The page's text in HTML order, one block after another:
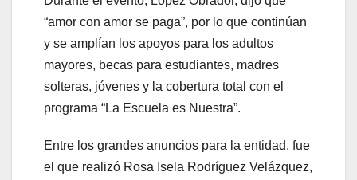
“amor con amor se paga”, por lo que continúan
y se amplían los apoyos para los adultos
mayores, becas para estudiantes, madres
solteras, jóvenes y la cobertura total con el
programa “La Escuela es Nuestra”.
Entre los grandes anuncios para la entidad, fue
el que realizó Rosa Isela Rodríguez Velázquez,